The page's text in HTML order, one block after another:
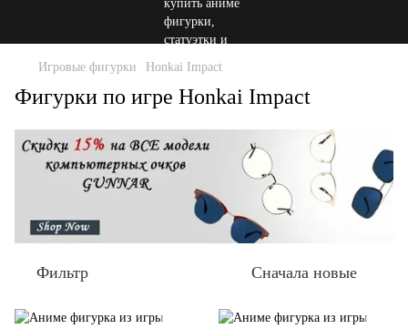
Игровые фигурки Honkai Impact
Фигурки по игре Honkai Impact
Фильтр Сначала новые